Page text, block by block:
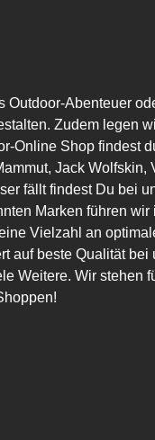
Abenteuer
Zudem legen
Online Shop findest
Jack Wolfskin,
fällt findest Du bei
Marken führen
Vielzahl an
auf beste Qualität
Weitere. Wir stehen